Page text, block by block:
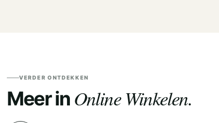
VERDER ONTDEKKEN
Meer in Online Winkelen.